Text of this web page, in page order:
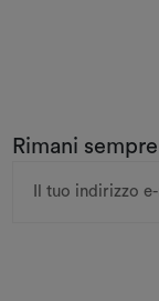
Rimani